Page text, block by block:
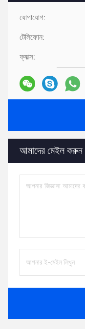
যোগাযোগ:
টেলিফোন:
ফ্যাক্স:
আমাদের মেইল ​​করুন